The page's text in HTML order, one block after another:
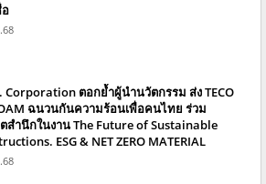
Corporation ตอกย้ำผู้นำนวัตกรรม ส่ง TECO
ฉนวนกันความร้อนเพื่อคนไทย ร่วม
สำนึกในงาน The Future of Sustainable
ESG & NET ZERO MATERIAL